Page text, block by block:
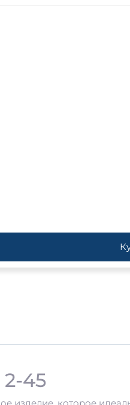
45